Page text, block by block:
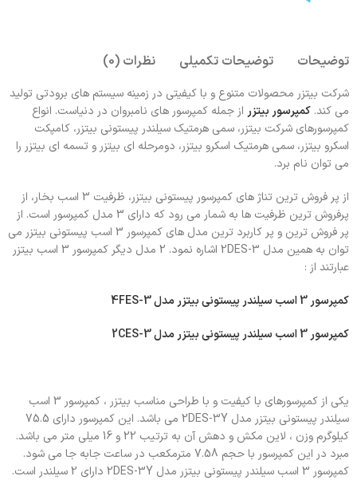
توضیحات توضیحات تکمیلی نظرات (0)
شرکت بیتزر محصولات متنوع و با کیفیتی در زمینه سیستم های برودتی تولید
می کند. کمپرسور بیتزر از جمله کمپرسور های نامبروان در دنیاست. انواع
کمپرسورهای شرکت بیتزر، سمی هرمتیک سیلندر پیستونی بیتزر، کامپکت
اسکرو بیتزر، سمی هرمتیک اسکرو بیتزر، دومرحله ای بیتزر و تسمه ای بیتزر را
می توان نام برد.
از پر فروش ترین تناژ های کمپرسور پیستونی بیتزر، ظرفیت 3 اسب بخار، از
پرفروش ترین ظرفیت ها به شمار می رود که دارای 3 مدل کمپرسور است. از
پر فروش ترین و پر کاربرد ترین مدل های کمپرسور 3 اسب پیستونی بیتزر می
توان به همین مدل 2DES-3 اشاره نمود. 2 مدل دیگر کمپرسور 3 اسب بیتزر
عبارتند از :
کمپرسور 3 اسب سیلندر پیستونی بیتزر مدل 4FES-3
کمپرسور 3 اسب سیلندر پیستونی بیتزر مدل 2CES-3
یکی از کمپرسورهای با کیفیت و با طراحی مناسب بیتزر ، کمپرسور 3 اسب
سیلندر پیستونی بیتزر مدل 2DES-3Y می باشد. این کمپرسور دارای 75.5
کیلوگرم وزن ، لاین مکش و دهش آن به ترتیب 22 و 16 میلی متر می باشد.
مبرد در این کمپرسور با حجم 7.58 مترمکعب در ساعت جابه جا می شود.
کمپرسور 3 اسب سیلندر پیستونی بیتزر مدل 2DES-3Y دارای 2 سیلندر است.